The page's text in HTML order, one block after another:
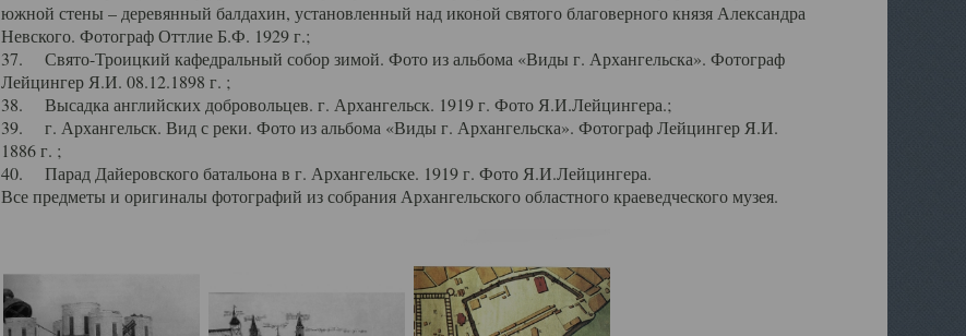
южной стены – деревянный балдахин, установленный над иконой святого благоверного князя Александра
Невского. Фотограф Оттлие Б.Ф. 1929 г.;
37. Свято-Троицкий кафедральный собор зимой. Фото из альбома «Виды г. Архангельска». Фотограф
Лейцингер Я.И. 08.12.1898 г. ;
38. Высадка английских добровольцев. г. Архангельск. 1919 г. Фото Я.И.Лейцингера.;
39. г. Архангельск. Вид с реки. Фото из альбома «Виды г. Архангельска». Фотограф Лейцингер Я.И.
1886 г. ;
40. Парад Дайеровского батальона в г. Архангельске. 1919 г. Фото Я.И.Лейцингера.
Все предметы и оригиналы фотографий из собрания Архангельского областного краеведческого музея.